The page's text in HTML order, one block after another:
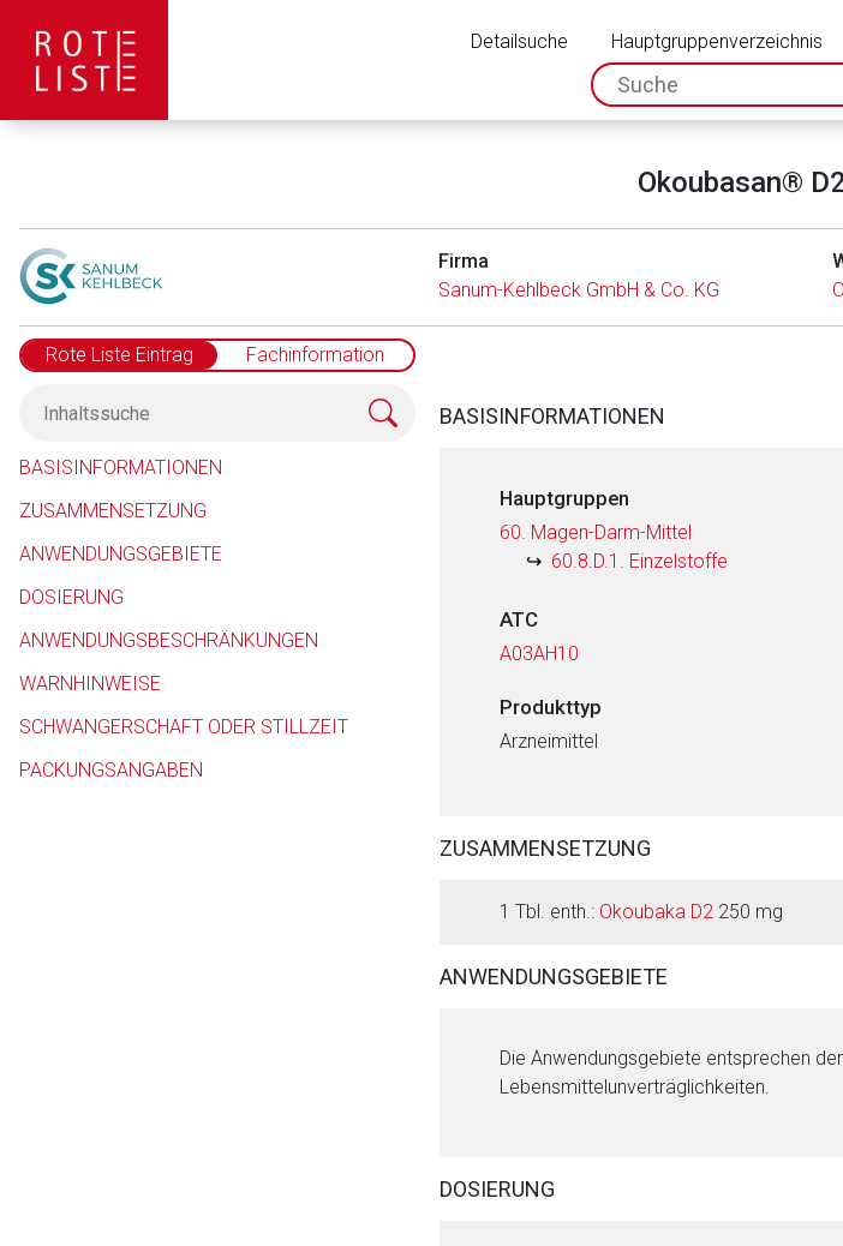
Detailsuche Hauptgruppenverzeichnis
spc.search.input.placeholder
Okoubasan®
Firma
Sanum-Kehlbeck GmbH & Co. KG
Rote Liste Eintrag Fachinformation
BASISINFORMATIONEN
ZUSAMMENSETZUNG
ANWENDUNGSGEBIETE
DOSIERUNG
ANWENDUNGSBESCHRÄNKUNGEN
WARNHINWEISE
SCHWANGERSCHAFT ODER STILLZEIT
PACKUNGSANGABEN
BASISINFORMATIONEN
Hauptgruppen
60. Magen-Darm-Mittel
60.8.D.1. Einzelstoffe
ATC
A03AH10
Produkttyp
Arzneimittel
ZUSAMMENSETZUNG
1 Tbl. enth.: Okoubaka D2 250 mg
ANWENDUNGSGEBIETE
Die Anwendungsgebiete entsprechen
Lebensmittelunverträglichkeiten.
DOSIERUNG